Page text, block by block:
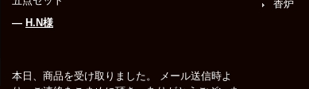
香炉
― H.N様
本日、商品を受け取りました。 メール送信時よ